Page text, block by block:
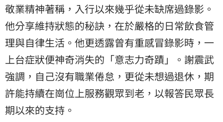
敬業精神著稱，入行以來幾乎從未缺席過錄影。
他分享維持狀態的秘訣，在於嚴格的日常飲食管
理與自律生活。他更透露曾有重感冒錄影時，一
上台症狀便神奇消失的「意志力奇蹟」。謝震武
強調，自己沒有職業倦怠，更從未想過退休，期
許能持續在崗位上服務觀眾到老，以報答民眾長
期以來的支持。